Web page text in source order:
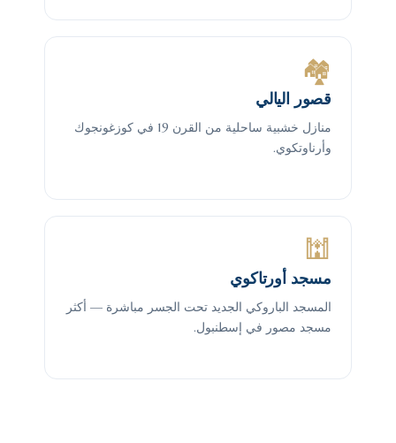
🏘
قصور اليالي
منازل خشبية ساحلية من القرن 19 في كوزغونجوك
وأرناوتكوي.
🕍
مسجد أورتاكوي
المسجد الباروكي الجديد تحت الجسر مباشرة — أكثر
مسجد مصور في إسطنبول.